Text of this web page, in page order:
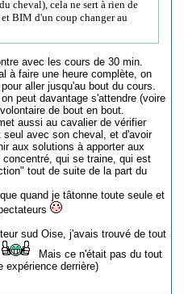
cheval), cela ne sert à rien de
BIM d'un coup changer au
avec les cours de 30 min.
à faire une heure complète, on
aller jusqu'au bout du cours.
peut davantage s'attendre (voire
de bout en bout.
aussi au cavalier de vérifier
avec son cheval, et d'avoir
aux solutions à apporter aux
qui se traine, qui est
tout de suite de la part du
quand je tâtonne toute seule et
sud Oise, j'avais trouvé de tout
Mais ce n'était pas du tout
expérience derrière)